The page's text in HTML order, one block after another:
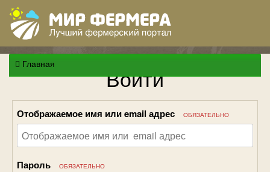
Главная Войти
Отображаемое имя или email адрес ОБЯЗАТЕЛЬНО
Пароль ОБЯЗАТЕЛЬНО